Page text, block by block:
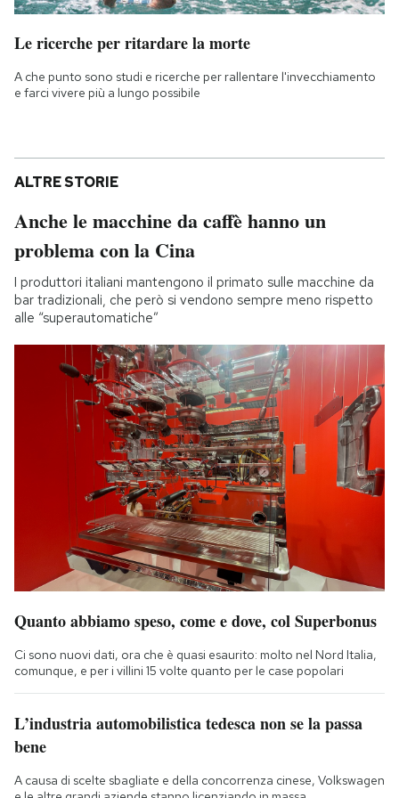
Le ricerche per ritardare la morte
A che punto sono studi e ricerche per rallentare l'invecchiamento
e farci vivere più a lungo possibile
ALTRE STORIE
Anche le macchine da caffè hanno un
problema con la Cina
I produttori italiani mantengono il primato sulle macchine da
bar tradizionali, che però si vendono sempre meno rispetto
alle “superautomatiche”
Quanto abbiamo speso, come e dove, col Superbonus
Ci sono nuovi dati, ora che è quasi esaurito: molto nel Nord Italia,
comunque, e per i villini 15 volte quanto per le case popolari
L’industria automobilistica tedesca non se la passa
bene
A causa di scelte sbagliate e della concorrenza cinese, Volkswagen